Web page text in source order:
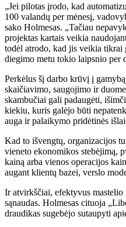
„Jei pilotas įrodo, kad
100 valandų per mėnesį,
sako Holmesas. „Tačiau
projektas kartais veikia
todėl atrodo, kad jis veikia tikrai
diegimo metu tokio laipsnio per
Perkėlus šį darbo krūvį į
skaičiavimo, saugojimo ir
skambučiai gali padaugėti,
kiekiu, kuris galėjo būti
auga ir palaikymo pridėtinės
Kad to išvengtų, organizacijos
vieneto ekonomikos stebėjimą,
kainą arba vienos operacijos
augant klientų bazei, verslo
Ir atvirkščiai, efektyvus
sąnaudas. Holmesas cituoja
draudikas sugebėjo sutaupyti